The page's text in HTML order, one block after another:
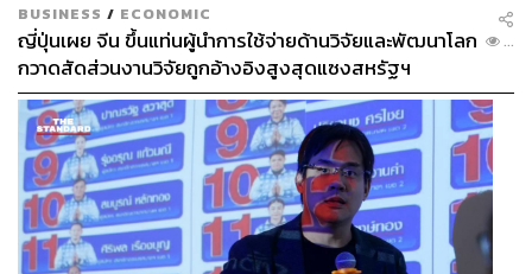
BUSINESS / ECONOMIC
ญี่ปุ่นเผย จีน ขึ้นแท่นผู้นำการใช้จ่ายด้านวิจัยและพัฒนาโลก
กวาดสัดส่วนงานวิจัยถูกอ้างอิงสูงสุดแซงสหรัฐฯ
...